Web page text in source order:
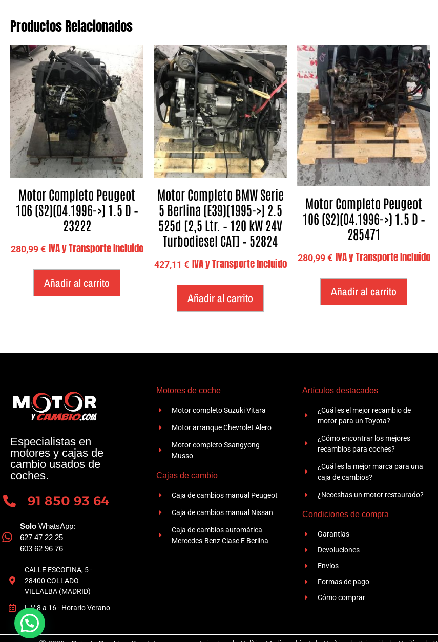
Productos Relacionados
Motor Completo Peugeot
106 (S2)(04.1996->) 1.5 D –
23222
280,99€ IVA y Transporte Incluido
Añadir al carrito
Motor Completo BMW Serie
5 Berlina (E39)(1995->) 2.5
525d [2,5 Ltr. – 120 kW 24V
Turbodiesel CAT] – 52824
427,11 € IVA y Transporte Incluido
Añadir al carrito
Motor Completo Peugeot
106 (S2)(04.1996->) 1.5 D –
285471
280,99€ IVA y Transporte Incluido
Añadir al carrito
Especialistas en
motores y cajas de
cambio usados de
coches.
91 850 93 64
Solo WhatsApp:
627 47 22 25
603 62 96 76
CALLE ESCOFINA, 5 -
28400 COLLADO
VILLALBA (MADRID)
L-V 8 a 16 - Horario Verano
Motores de coche
Motor completo Suzuki Vitara
Motor arranque Chevrolet Alero
Motor completo Ssangyong
Musso
Cajas de cambio
Caja de cambios manual Peugeot
Caja de cambios manual Nissan
Caja de cambios automática
Mercedes-Benz Clase E Berlina
Artículos destacados
¿Cuál es el mejor recambio de
motor para un Toyota?
¿Cómo encontrar los mejores
recambios para coches?
¿Cuál es la mejor marca para una
caja de cambios?
¿Necesitas un motor restaurado?
Condiciones de compra
Garantías
Devoluciones
Envíos
Formas de pago
Cómo comprar